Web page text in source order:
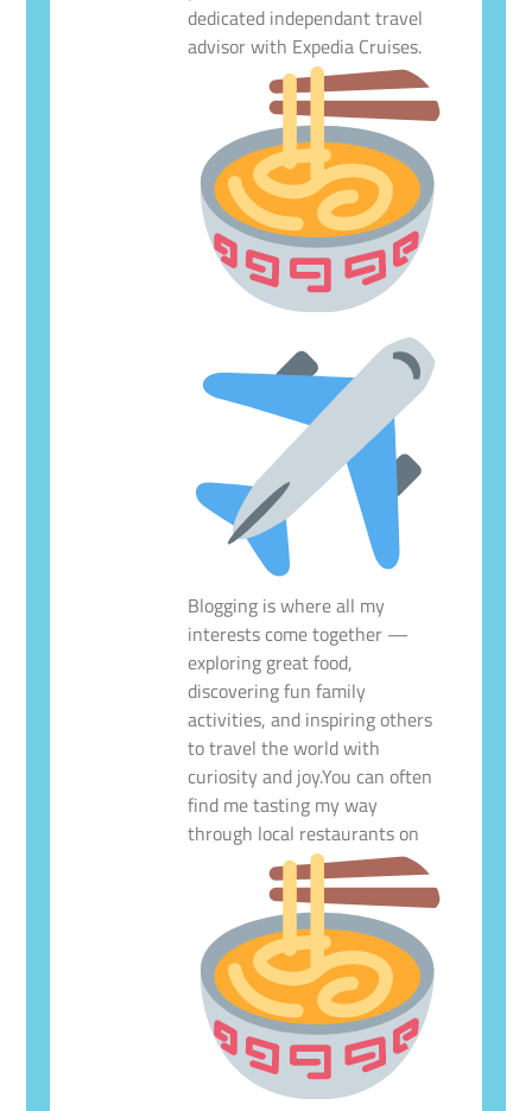
dedicated independant travel
advisor with Expedia Cruises.
Blogging is where all my
interests come together —
exploring great food,
discovering fun family
activities, and inspiring others
to travel the world with
curiosity and joy.You can often
find me tasting my way
through local restaurants on